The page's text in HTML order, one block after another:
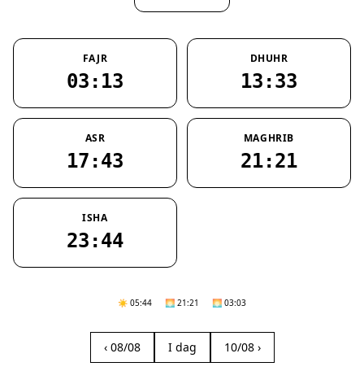
FAJR
03:13
DHUHR
13:33
ASR
17:43
MAGHRIB
21:21
ISHA
23:44
☀️ 05:44 🌅 21:21 🌅 03:03
‹ 08/08 I dag 10/08 ›